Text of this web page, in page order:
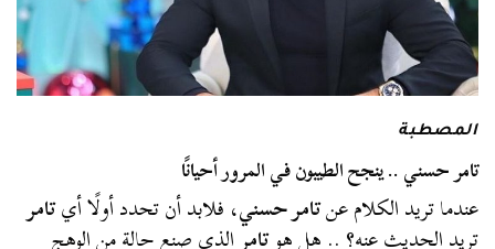
المصطبة
تامر حسني .. ينجح الطيبون في المرور أحيانًا
عندما تريد الكلام عنتامر حسني، فلابد أن تحدد أولًا أيتامر
تريد الحديث عنه؟ .. هل هوتامرالذي صنع حالة من الوهج